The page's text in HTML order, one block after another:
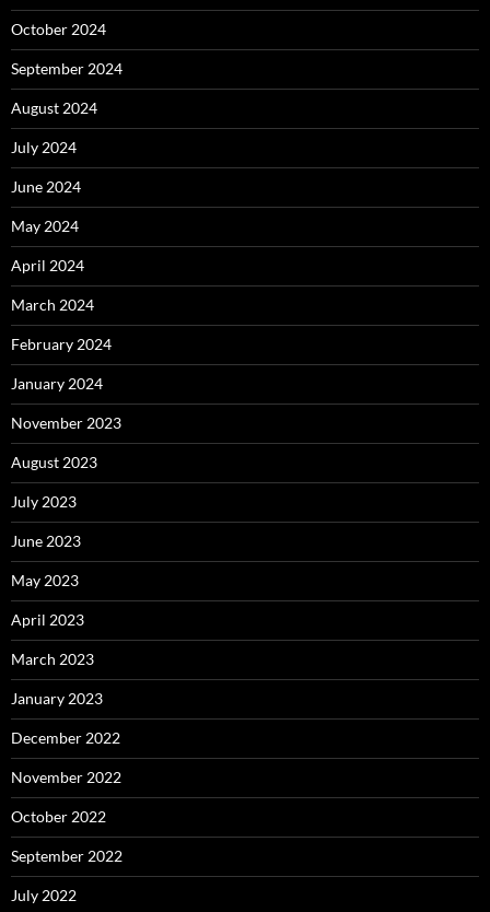
October 2024
September 2024
August 2024
July 2024
June 2024
May 2024
April 2024
March 2024
February 2024
January 2024
November 2023
August 2023
July 2023
June 2023
May 2023
April 2023
March 2023
January 2023
December 2022
November 2022
October 2022
September 2022
July 2022